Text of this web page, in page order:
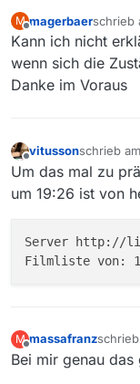
M
Offline
magerbaerschrieb
zuletzt
Kann ich nicht
wenn sich die
Danke im Voraus
Offline
vitussonschrieb am
zuletzt
Um das mal zu
um 19:26 ist von
Server http://
M
Offline
massafranz
zuletzt
Bei mir genau das